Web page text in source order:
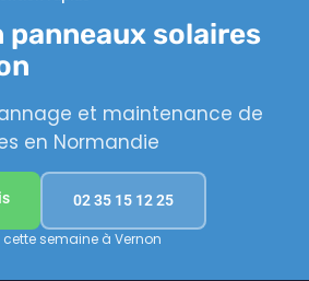
solaires
et maintenance de
en Normandie
02 35 15 12 25
semaine à Vernon